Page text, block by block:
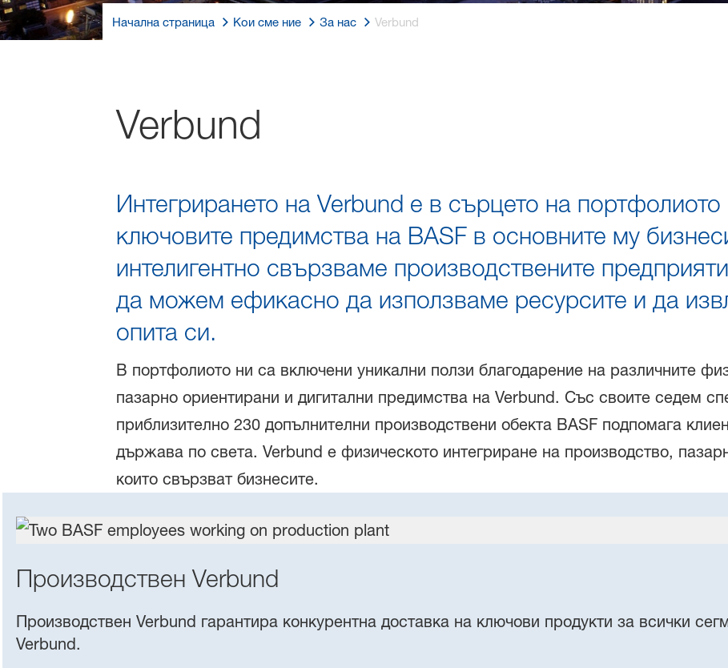
Начална страница Кои сме ние За нас Verbund
Verbund
Интегрирането на Verbund е в сърцето на
ключовите предимства на BASF в основните му
интелигентно свързваме производствените
да можем ефикасно да използваме ресурсите и да
опита си.
В портфолиото ни са включени уникални ползи благодарение на различните
пазарно ориентирани и дигитални предимства на Verbund. Със своите седем
приблизително 230 допълнителни производствени обекта BASF подпомага
държава по света. Verbund е физическото интегриране на производство,
които свързват бизнесите.
Производствен Verbund
Производствен Verbund гарантира конкурентна доставка на ключови продукти за всички
Verbund.